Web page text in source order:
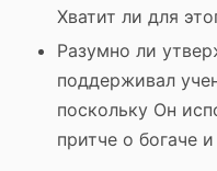
Хватит ли для
Разумно ли
поддерживал
поскольку Он
притче о богаче